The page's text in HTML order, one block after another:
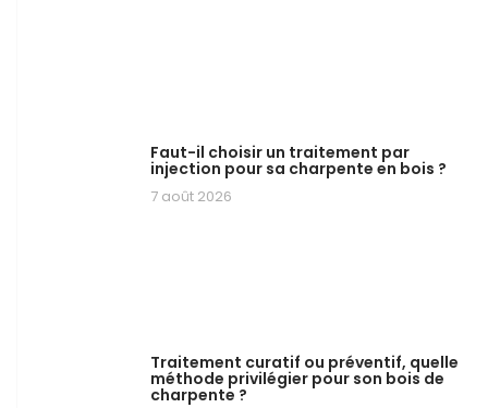
Faut-il choisir un traitement par
injection pour sa charpente en bois ?
7 août 2026
Traitement curatif ou préventif, quelle
méthode privilégier pour son bois de
charpente ?